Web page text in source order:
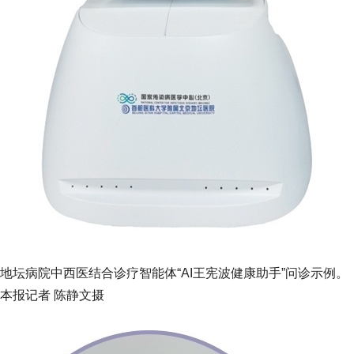
地坛病院中西医结合诊疗智能体“AI王宪波健康助手”问诊示例。
本报记者 陈静文摄